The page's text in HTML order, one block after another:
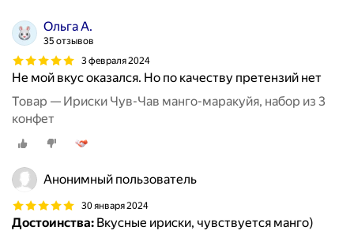
Ольга А.
35 отзывов
3 февраля 2024
Не мой вкус оказался. Но по качеству претензий нет
Товар — Ириски Чув-Чав манго-маракуйя, набор из 3
конфет
Анонимный пользователь
30 января 2024
Достоинства: Вкусные ириски, чувствуется манго)